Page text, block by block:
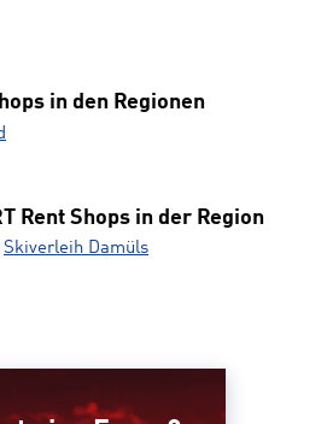
in den Regionen
Rent Shops in der Region
Skiverleih Damüls